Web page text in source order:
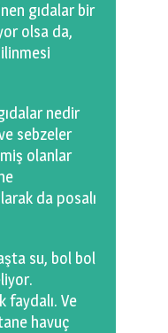
gıdalar bir
olsa da,
nedir
sebzeler
olanlar
da posalı
su, bol bol
faydalı. Ve
havuç